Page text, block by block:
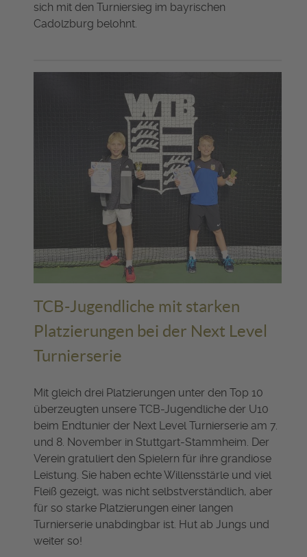
sich mit den Turniersieg im bayrischen
Cadolzburg belohnt.
TCB-Jugendliche mit starken
Platzierungen bei der Next Level
Turnierserie
Mit gleich drei Platzierungen unter den Top 10
überzeugten unsere TCB-Jugendliche der U10
beim Endtunier der Next Level Turnierserie am 7.
und 8. November in Stuttgart-Stammheim. Der
Verein gratuliert den Spielern für ihre grandiose
Leistung. Sie haben echte Willensstärle und viel
Fleiß gezeigt, was nicht selbstverständlich, aber
für so starke Platzierungen einer langen
Turnierserie unabdingbar ist. Hut ab Jungs und
weiter so!